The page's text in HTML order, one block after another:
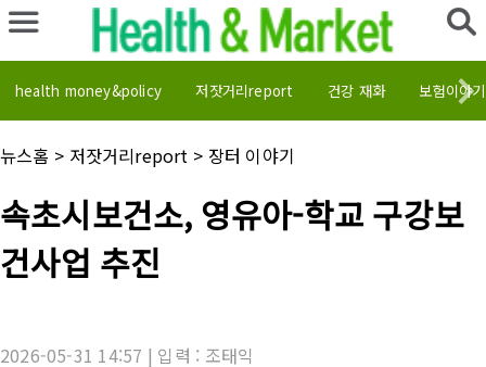
health money&policy 저잣거리report 건강 재화 보험이야기
채
널
:
뉴스홈 > 저잣거리report > 장터 이야기
사
목
속초시보건소, 영유아-학교 구강보
건사업 추진
2026-05-31 14:57 | 입력 : 조태익